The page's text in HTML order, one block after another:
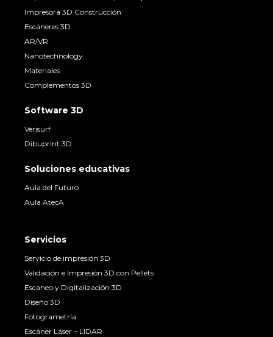
Impresora 3D Construcción
Escáneres 3D
AR/VR
Nanotechnology
Materiales
Complementos 3D
Software 3D
Verisurf
Dibuprint 3D
Soluciones educativas
Aula del Futuro
Aula AtecA
Servicios
Servicio de impresión 3D
Validación e Impresión 3D con Pellets
Escaneo y Digitalización 3D
Diseño 3D
Fotogrametría
Escáner Láser – LIDAR